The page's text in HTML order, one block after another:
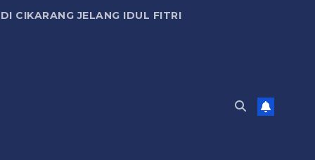
CIKARANG JELANG IDUL FITRI